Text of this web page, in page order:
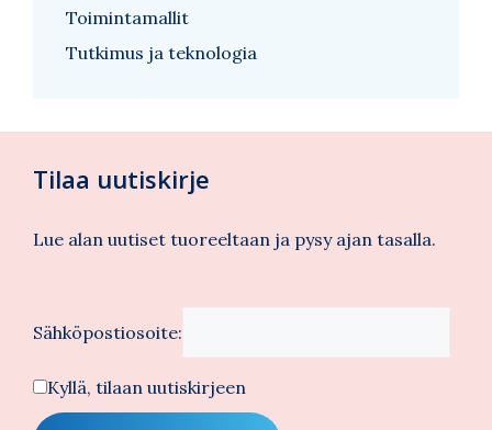
Toimintamallit
Tutkimus ja teknologia
Tilaa uutiskirje
Lue alan uutiset tuoreeltaan ja pysy ajan tasalla.
Sähköpostiosoite:
Kyllä, tilaan uutiskirjeen